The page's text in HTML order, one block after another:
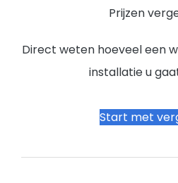
Prijzen
Direct weten hoeveel een
installatie u
Start met